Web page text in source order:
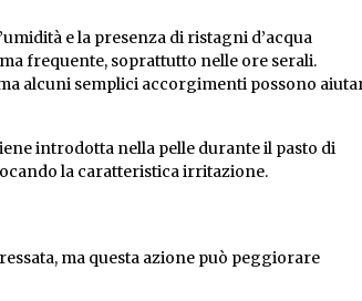
e la presenza di ristagni d’acqua
frequente, soprattutto nelle ore serali.
alcuni semplici accorgimenti possono
introdotta nella pelle durante il pasto di
la caratteristica irritazione.
ma questa azione può peggiorare